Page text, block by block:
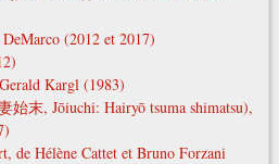
(2012 et 2017)
Kargl (1983)
末, Jōiuchi: Hairyō tsuma shimatsu),
de Hélène Cattet et Bruno Forzani